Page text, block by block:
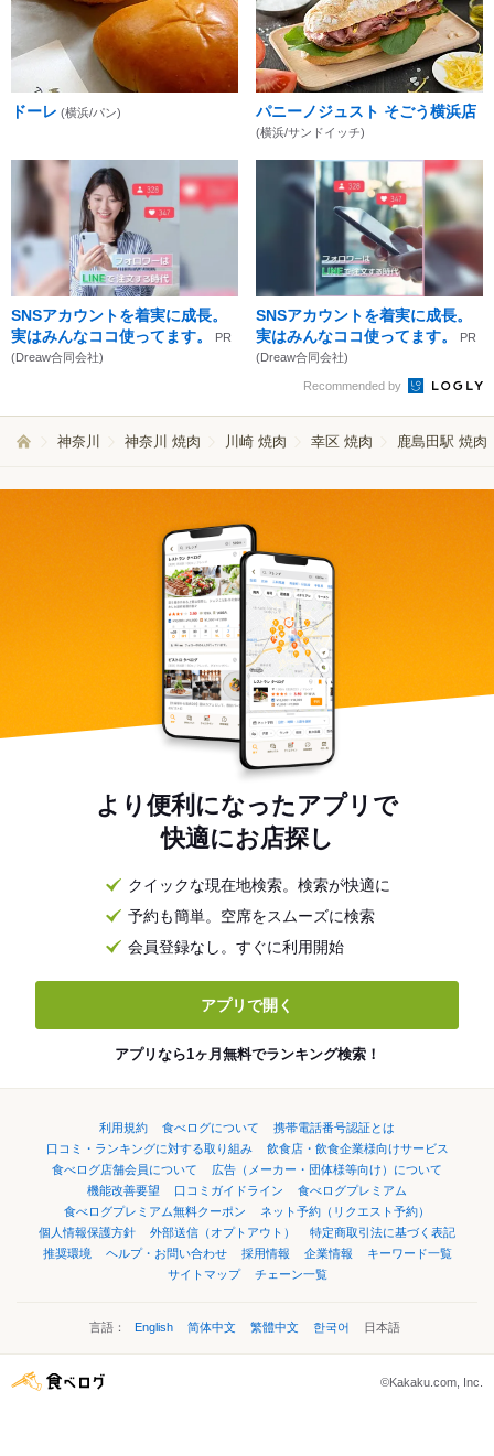
ドーレ (横浜/パン) パニーノジュスト そごう横浜店
(横浜/サンドイッチ)
SNSアカウントを着実に成長。
実はみんなココ使ってます。
PR
(Dreaw合同会社)
SNSアカウントを着実に成長。
実はみんなココ使ってます。
PR
(Dreaw合同会社)
Recommended by
神奈川 神奈川 焼肉 川崎 焼肉 幸区 焼肉 鹿島田駅 焼肉
より便利になったアプリで
快適にお店探し
クイックな現在地検索。検索が快適に
予約も簡単。空席をスムーズに検索
会員登録なし。すぐに利用開始
アプリで開く
アプリなら1ヶ月無料でランキング検索！
利用規約 食べログについて
携帯電話番号認証とは
口コミ・ランキングに対する取り組み
飲食店・飲食企業様向けサービス
食べログ店舗会員について
広告（メーカー・団体様等向け）について
機能改善要望
口コミガイドライン
食べログプレミアム
食べログプレミアム無料クーポン
ネット予約（リクエスト予約）
個人情報保護方針
外部送信（オプトアウト）
特定商取引法に基づく表記
推奨環境
ヘルプ・お問い合わせ 採用情報 企業情報
キーワード一覧
サイトマップ
チェーン一覧
言語： English 简体中文 繁體中文 한국어 日本語
©Kakaku.com, Inc.